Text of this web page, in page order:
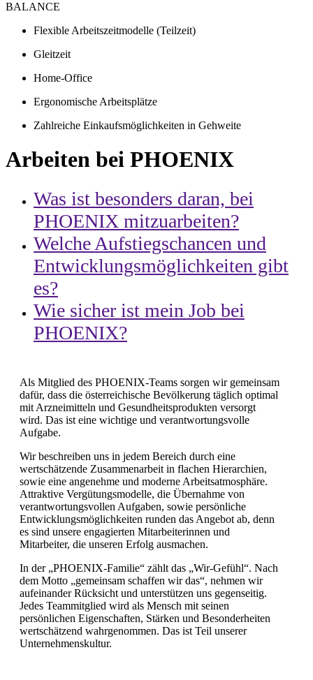
BALANCE
Flexible Arbeitszeitmodelle (Teilzeit)
Gleitzeit
Home-Office
Ergonomische Arbeitsplätze
Zahlreiche Einkaufsmöglichkeiten in Gehweite
Arbeiten bei PHOENIX
Was ist besonders daran, bei
PHOENIX mitzuarbeiten?
Welche Aufstiegschancen und
Entwicklungsmöglichkeiten gibt
es?
Wie sicher ist mein Job bei
PHOENIX?
Als Mitglied des PHOENIX-Teams sorgen wir gemeinsam
dafür, dass die österreichische Bevölkerung täglich optimal
mit Arzneimitteln und Gesundheitsprodukten versorgt
wird. Das ist eine wichtige und verantwortungsvolle
Aufgabe.
Wir beschreiben uns in jedem Bereich durch eine
wertschätzende Zusammenarbeit in flachen Hierarchien,
sowie eine angenehme und moderne Arbeitsatmosphäre.
Attraktive Vergütungsmodelle, die Übernahme von
verantwortungsvollen Aufgaben, sowie persönliche
Entwicklungsmöglichkeiten runden das Angebot ab, denn
es sind unsere engagierten Mitarbeiterinnen und
Mitarbeiter, die unseren Erfolg ausmachen.
In der „PHOENIX-Familie“ zählt das „Wir-Gefühl“. Nach
dem Motto „gemeinsam schaffen wir das“, nehmen wir
aufeinander Rücksicht und unterstützen uns gegenseitig.
Jedes Teammitglied wird als Mensch mit seinen
persönlichen Eigenschaften, Stärken und Besonderheiten
wertschätzend wahrgenommen. Das ist Teil unserer
Unternehmenskultur.